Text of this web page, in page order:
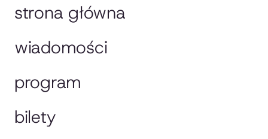
strona główna
wiadomości
program
bilety